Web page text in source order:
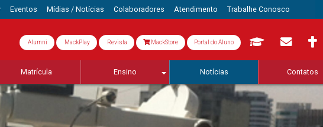
Eventos Mídias / Notícias Colaboradores Atendimento Trabalhe Conosco
Alumni MackPlay Revista MackStore Portal do Aluno
Matrícula Ensino Notícias Contatos